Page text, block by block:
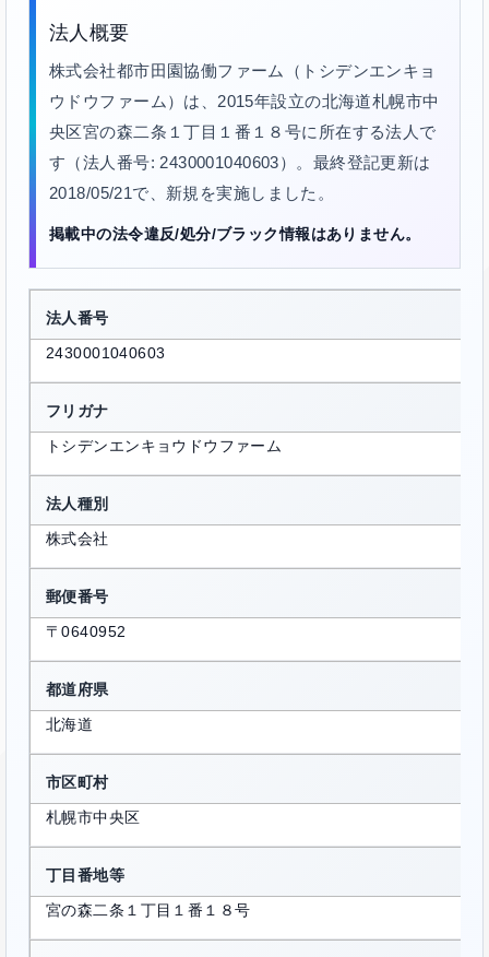
法人概要
株式会社都市田園協働ファーム（トシデンエンキョ
ウドウファーム）は、2015年設立の北海道札幌市中
央区宮の森二条１丁目１番１８号に所在する法人で
す（法人番号: 2430001040603）。最終登記更新は
2018/05/21で、新規を実施しました。
掲載中の法令違反/処分/ブラック情報はありません。
法人番号
2430001040603
フリガナ
トシデンエンキョウドウファーム
法人種別
株式会社
郵便番号
〒0640952
都道府県
北海道
市区町村
札幌市中央区
丁目番地等
宮の森二条１丁目１番１８号